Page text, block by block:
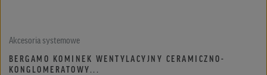
Akcesoria systemowe
BERGAMO KOMINEK WENTYLACYJNY CERAMICZNO-
KONGLOMERATOWY...